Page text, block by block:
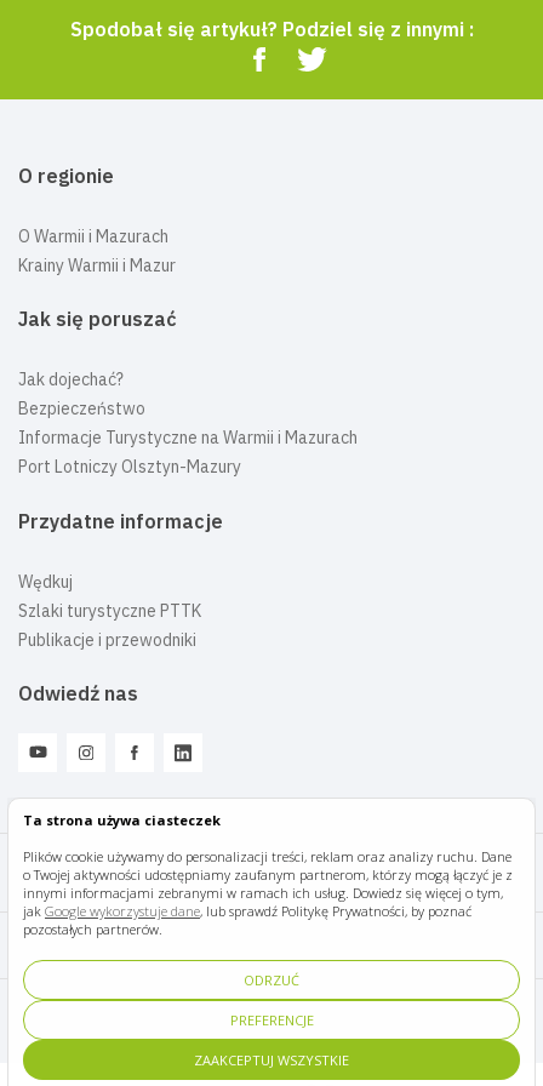
Ta strona używa ciasteczek
Plików cookie używamy do personalizacji treści, reklam oraz analizy ruchu. Dane
o Twojej aktywności udostępniamy zaufanym partnerom, którzy mogą łączyć je z
innymi informacjami zebranymi w ramach ich usług. Dowiedz się więcej o tym,
jak Google wykorzystuje dane, lub sprawdź Politykę Prywatności, by poznać
pozostałych partnerów.
ODRZUĆ
PREFERENCJE
ZAAKCEPTUJ WSZYSTKIE
Spodobał się artykuł? Podziel się z innymi :
O regionie
O Warmii i Mazurach
Krainy Warmii i Mazur
Jak się poruszać
Jak dojechać?
Bezpieczeństwo
Informacje Turystyczne na Warmii i Mazurach
Port Lotniczy Olsztyn-Mazury
Przydatne informacje
Wędkuj
Szlaki turystyczne PTTK
Publikacje i przewodniki
Odwiedź nas
Mazury Travel © 2026
Polityka prywatności